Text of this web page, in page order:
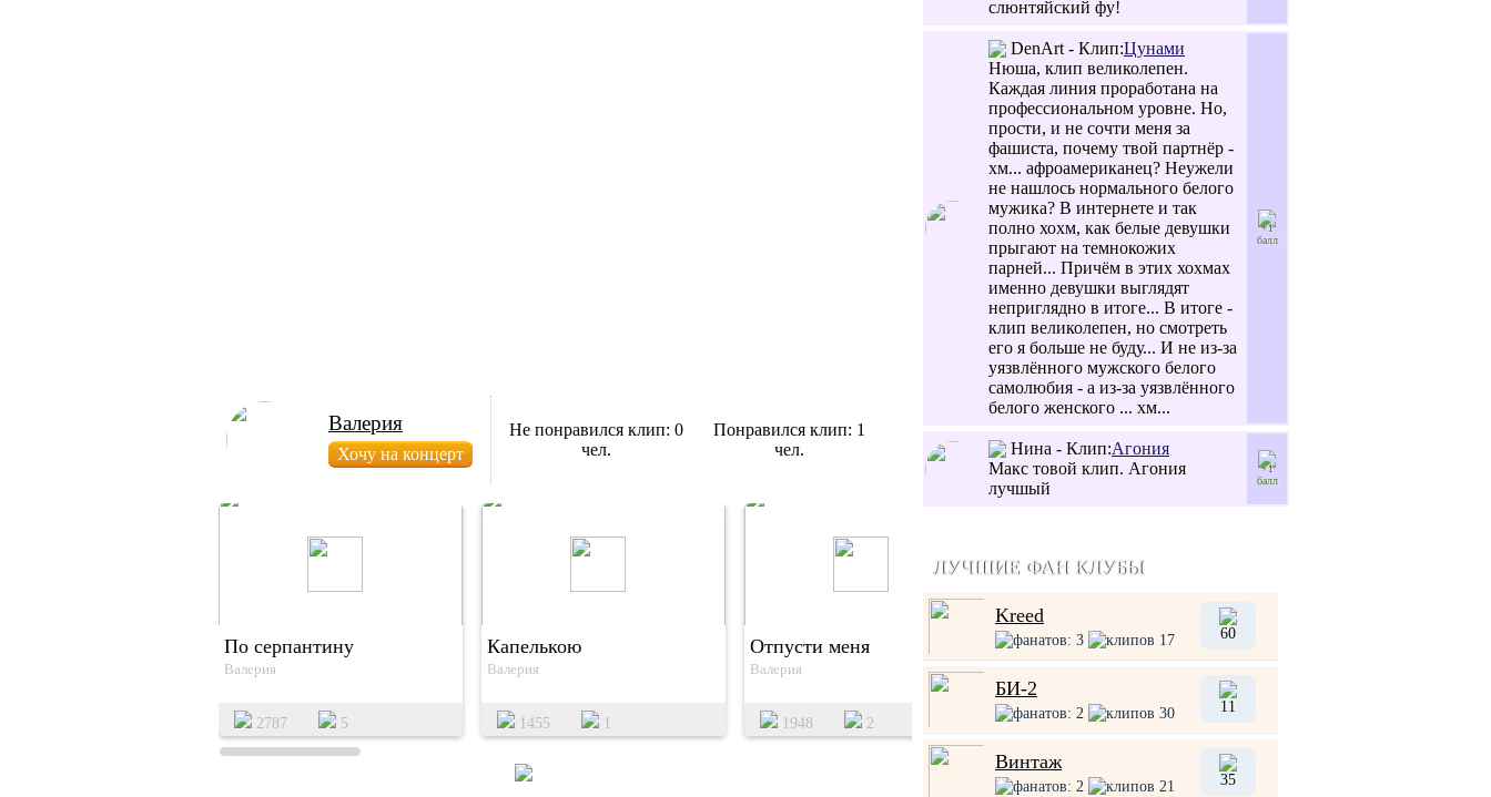
слюнтяйский фу!
DenArt - Клип:Цунами
Нюша, клип великолепен.
Каждая линия проработана на
профессиональном уровне. Но,
прости, и не сочти меня за
фашиста, почему твой партнёр -
хм... афроамериканец? Неужели
не нашлось нормального белого
мужика? В интернете и так
полно хохм, как белые девушки
прыгают на темнокожих
парней... Причём в этих хохмах
именно девушки выглядят
неприглядно в итоге... В итоге -
клип великолепен, но смотреть
его я больше не буду... И не из-за
уязвлённого мужского белого
самолюбия - а из-за уязвлённого
белого женского ... хм...
+1
балл
Нина - Клип:Агония
Макс товой клип. Агония
лучшый
+1
балл
ЛУЧШИЕ ФАН КЛУБЫ
Kreed
фанатов: 3 клипов 17 60
БИ-2
фанатов: 2 клипов 30 11
Винтаж
фанатов: 2 клипов 21 35
Валерия
Не понравился клип: 0
чел.
Понравился клип: 1
чел.
По серпантину
Валерия
2787 5
Капелькою
Валерия
1455 1
Отпусти меня
Валерия
1948 2
Я буду ждать тебя!
1411 0